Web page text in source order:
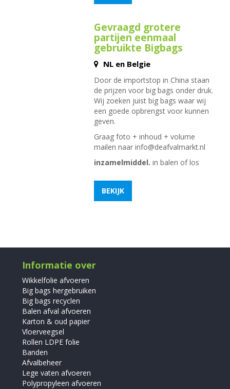
Gevraagd grotere
partijen eenmaal
gebruikte Bigbags
NL en Belgie
Door de importstop in China staan
de prijzen voor big bags onder druk.
Wij zoeken juist big bags waar wij
een goede opbrengst voor kunnen
geven.
Graag foto + inhoud + volume
mailen naarinfo@deafvalmarkt.nl
inzamelmiddel. in balen of los
BEKIJK
Informatie over
Wikkelfolie afvoeren
Big bags hergebruiken
Big bags recyclen
Balen afval afvoeren
Karton & oud papier
Vloerveegsel
Rollen LDPE folie
Banden
Afvalbeheer
Lege vaten afvoeren
Polypropyleen afvoeren